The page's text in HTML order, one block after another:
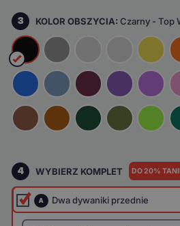
3 KOLOR OBSZYCIA:Czarny - Top
4 WYBIERZ KOMPLET DO 20%
A Dwa dywaniki przednie